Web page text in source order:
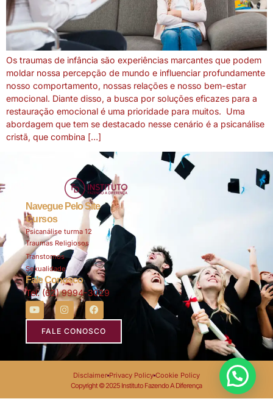
Os traumas de infância são experiências marcantes que podem
moldar nossa percepção de mundo e influenciar profundamente
nosso comportamento, nossas relações e nosso bem-estar
emocional. Diante disso, a busca por soluções eficazes para a
restauração emocional é uma prioridade para muitos. Uma
abordagem que tem se destacado nesse cenário é a psicanálise
cristã, que combina […]
Navegue Pelo Site
Cursos
Psicanálise turma 12
Traumas Religiosos
Transtornos
Sexualidade
Fale Conosco
Tel: (62) 9994-3029
FALE CONOSCO
Disclaimer Privacy Policy Cookie Policy
Copyright © 2025 Instituto Fazendo A Diferença